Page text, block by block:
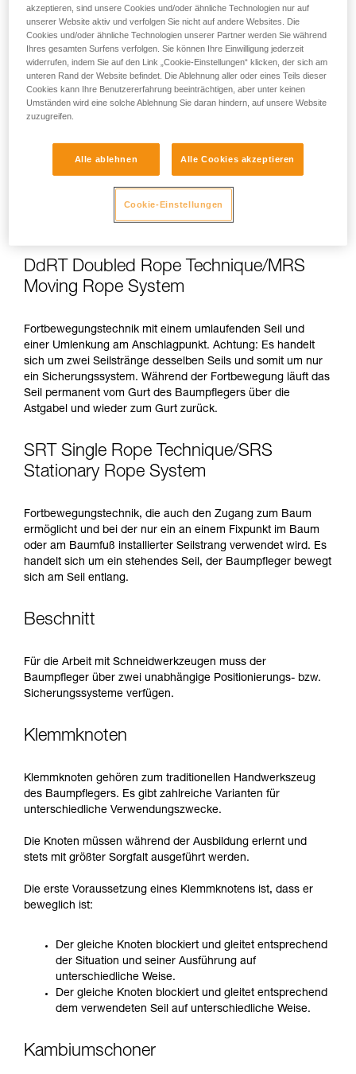
Die Arbeitsphase umfasst die Fortbewegung im Baum zu
den Schneidstellen und die Schneidvorgänge.
Fortbewegung
am Hauptanschlagpunkt installiertes Sicherungssystem
beschränken. Entsprechend den in den jeweiligen Ländern
geltenden Gesetzesvorschriften wird ein zweites
Sicherungssystem empfohlen oder vorgeschrieben, wenn
das Seil des ersten Systems einen Neigungswinkel von über
DdRT Doubled Rope Technique/MRS
Moving Rope System
Fortbewegungstechnik mit einem umlaufenden Seil und
einer Umlenkung am Anschlagpunkt. Achtung: Es handelt
sich um zwei Seilstränge desselben Seils und somit um nur
ein Sicherungssystem. Während der Fortbewegung läuft das
Seil permanent vom Gurt des Baumpflegers über die
Astgabel und wieder zum Gurt zurück.
SRT Single Rope Technique/SRS
Stationary Rope System
Fortbewegungstechnik, die auch den Zugang zum Baum
ermöglicht und bei der nur ein an einem Fixpunkt im Baum
oder am Baumfuß installierter Seilstrang verwendet wird. Es
handelt sich um ein stehendes Seil, der Baumpfleger bewegt
sich am Seil entlang.
Beschnitt
Für die Arbeit mit Schneidwerkzeugen muss der
Baumpfleger über zwei unabhängige Positionierungs- bzw.
Sicherungssysteme verfügen.
Klemmknoten
Klemmknoten gehören zum traditionellen Handwerkszeug
des Baumpflegers. Es gibt zahlreiche Varianten für
unterschiedliche Verwendungszwecke.
Die Knoten müssen während der Ausbildung erlernt und
stets mit größter Sorgfalt ausgeführt werden.
Die erste Voraussetzung eines Klemmknotens ist, dass er
beweglich ist:
Der gleiche Knoten blockiert und gleitet entsprechend
der Situation und seiner Ausführung auf
unterschiedliche Weise.
Der gleiche Knoten blockiert und gleitet entsprechend
dem verwendeten Seil auf unterschiedliche Weise.
Kambiumschoner
akzeptieren, sind unsere Cookies und/oder ähnliche Technologien nur auf
unserer Website aktiv und verfolgen Sie nicht auf andere Websites. Die
Cookies und/oder ähnliche Technologien unserer Partner werden Sie während
Ihres gesamten Surfens verfolgen. Sie können Ihre Einwilligung jederzeit
widerrufen, indem Sie auf den Link „Cookie-Einstellungen“ klicken, der sich am
unteren Rand der Website befindet. Die Ablehnung aller oder eines Teils dieser
Cookies kann Ihre Benutzererfahrung beeinträchtigen, aber unter keinen
Umständen wird eine solche Ablehnung Sie daran hindern, auf unsere Website
zuzugreifen.
Alle ablehnen Alle Cookies akzeptieren
Cookie-Einstellungen